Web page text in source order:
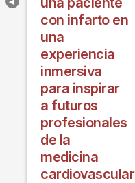
con infarto en
una
experiencia
inmersiva
para inspirar
a futuros
profesionales
de la
medicina
cardiovascular